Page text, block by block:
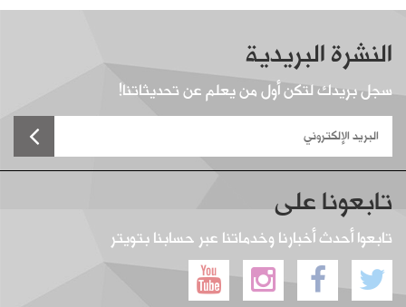
النشرة البريدية
سجل بريدك لتكن أول من يعلم عن تحديثاتنا!
تابعونا على
تابعوا أحدث أخبارنا وخدماتنا عبر حسابنا بتويتر